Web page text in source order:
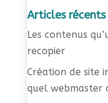
Articles récents
Les contenus
recopier
Création de site
quel webmaster